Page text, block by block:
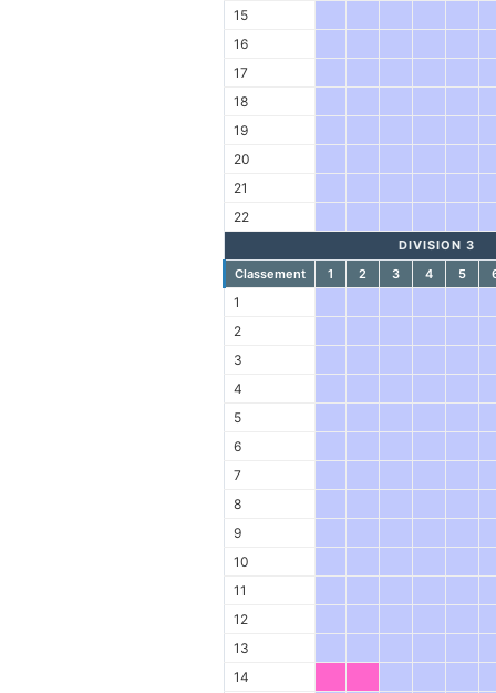
15
16
17
18
19
20
21
22
DIVISION 3
Classement
1 2 3 4 5
1
2
3
4
5
6
7
8
9
10
11
12
13
14